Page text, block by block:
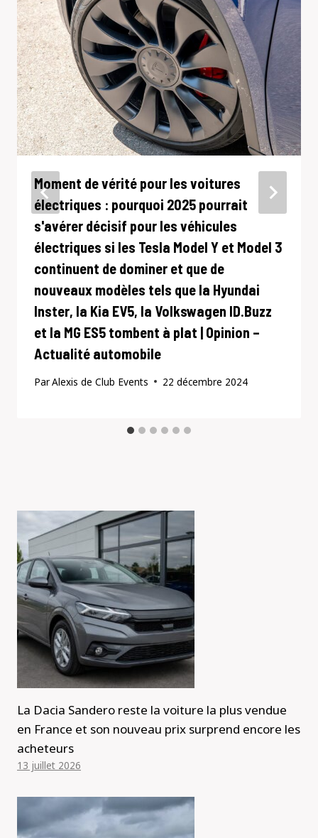
Moment de vérité pour les voitures
électriques : pourquoi 2025 pourrait
s'avérer décisif pour les véhicules
électriques si les Tesla Model Y et Model 3
continuent de dominer et que de
nouveaux modèles tels que la Hyundai
Inster, la Kia EV5, la Volkswagen ID.Buzz
et la MG ES5 tombent à plat | Opinion –
Actualité automobile
ParAlexis de Club Events 22 décembre 2024
La Dacia Sandero reste la voiture la plus vendue
en France et son nouveau prix surprend encore les
acheteurs
13 juillet 2026